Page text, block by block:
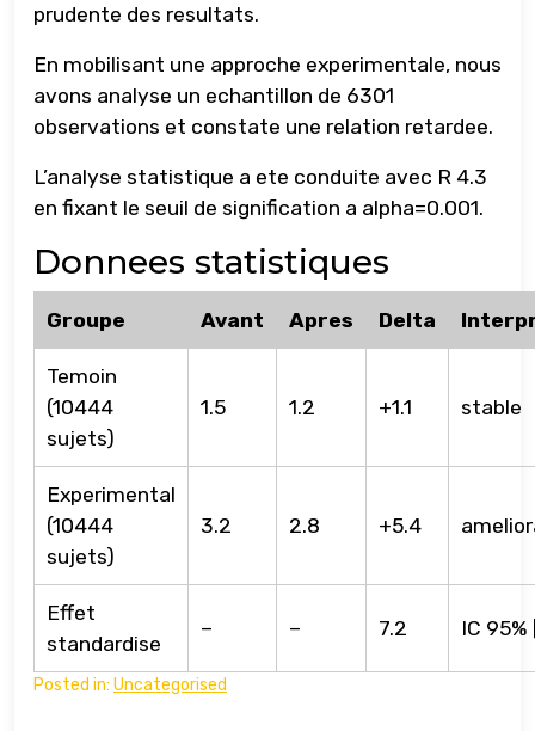
prudente des resultats.
En mobilisant une approche experimentale, nous
avons analyse un echantillon de 6301
observations et constate une relation retardee.
L’analyse statistique a ete conduite avec R 4.3
en fixant le seuil de signification a alpha=0.001.
Donnees statistiques
Groupe Avant Apres Delta
Temoin
(10444
sujets)
1.5 1.2 +1.1 stable
Experimental
(10444
sujets)
3.2 2.8 +5.4
Effet
standardise
– – 7.2 IC
Posted in: Uncategorised